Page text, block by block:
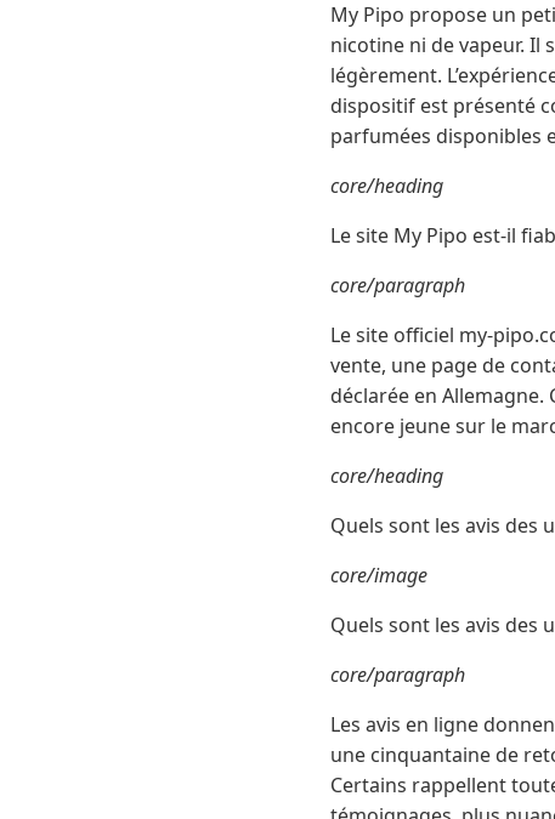
My Pipo propose un
nicotine ni de vapeur. Il
légèrement.
dispositif est présenté
parfumées disponibles
core/heading
Le site My Pipo est-il
core/paragraph
Le site officiel my-
vente, une page de
déclarée en
encore jeune sur le
core/heading
Quels sont les avis des
core/image
Quels sont les avis des
core/paragraph
Les avis en ligne
une cinquantaine de
Certains rappellent